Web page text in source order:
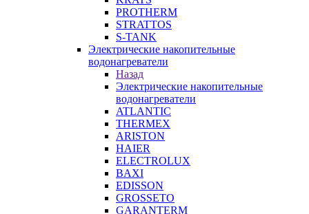
PROTHERM
STRATTOS
S-TANK
Электрические накопительные
водонагреватели
Назад
Электрические накопительные
водонагреватели
ATLANTIC
THERMEX
ARISTON
HAIER
ELECTROLUX
BAXI
EDISSON
GROSSETO
GARANTERM